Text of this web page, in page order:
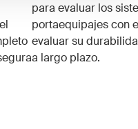
para evaluar los
portaequipajes con
evaluar su
a largo plazo.